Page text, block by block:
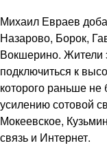
Михаил Евраев
Назарово, Борок,
Вокшерино. Жители
подключиться к
которого раньше
усилению сотовой
Мокеевское,
связь и Интернет.